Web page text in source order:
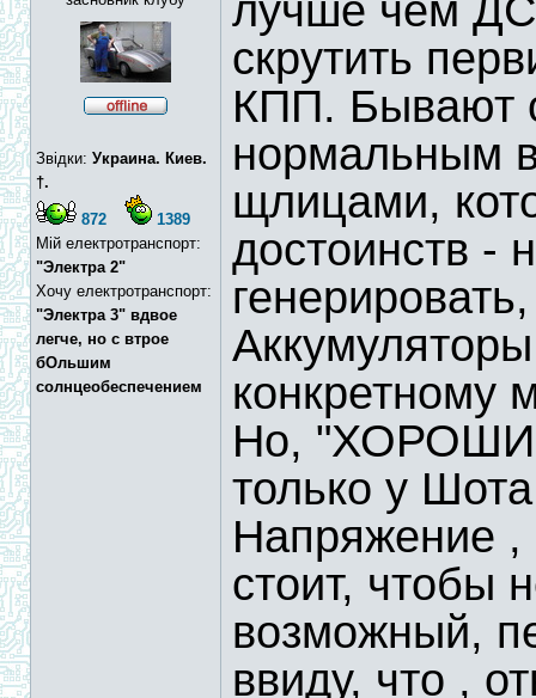
Звідки: Украина. Киев.
†.
872
1389
Мій електротранспорт:
"Электра 2"
Хочу електротранспорт:
"Электра 3" вдвое
легче, но с втрое
бОльшим
солнцеобеспечением
лучше чем
скрутить
КПП. Бывают
нормальным
щлицами,
достоинств -
конкретному
Но,
только у
Напряжение ,
стоит, чтобы
возможный,
ввиду, что ,